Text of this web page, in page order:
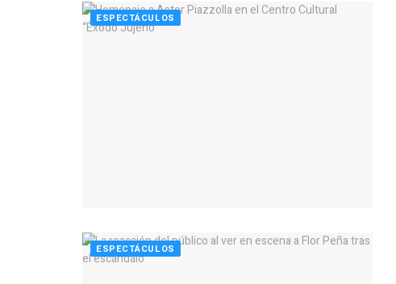
ESPECTÁCULOS
ESPECTÁCULOS